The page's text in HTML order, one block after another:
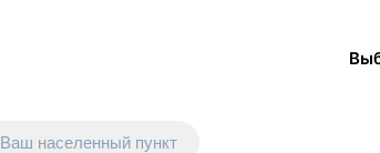
населенный пункт